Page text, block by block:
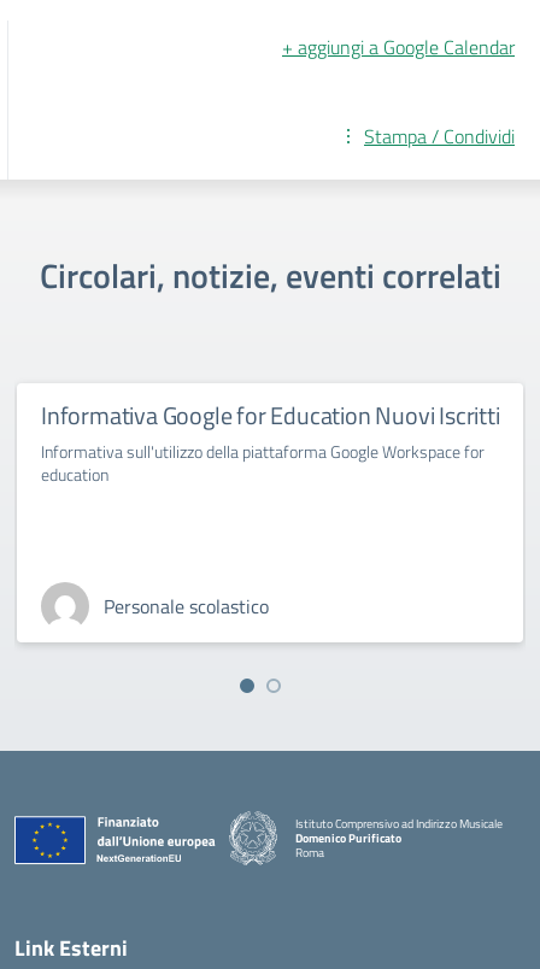
+ aggiungi a Google Calendar
Stampa / Condividi
Circolari, notizie, eventi correlati
Informativa Google for Education Nuovi Iscritti
Informativa sull'utilizzo della piattaforma Google Workspace for
education
Personale scolastico
Istituto Comprensivo ad Indirizzo Musicale
Domenico Purificato
Roma
Link Esterni